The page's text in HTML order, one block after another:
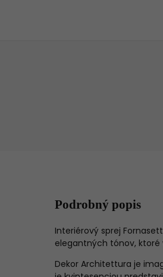
Podrobný popis
Interiérový sprej
elegantných tónov, ktoré
Dekor Architettura je